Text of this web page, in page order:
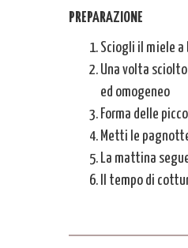
PREPARAZIONE
Sciogli il miele a
Una volta
ed omogeneo
Forma delle
Metti le
La mattina
Il tempo di